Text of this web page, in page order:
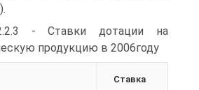
- Ставки дотации на
продукцию в 2006году
Ставка